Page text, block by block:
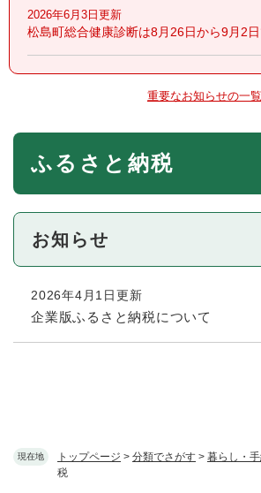
現在地 トップページ > 分類でさがす > 暮らし・手
税
2026年6月3日更新
松島町総合健康診断は8月26日から9月2
重要なお知らせの一覧
本
ふるさと納税
お知らせ
2026年4月1日更新
企業版ふるさと納税について